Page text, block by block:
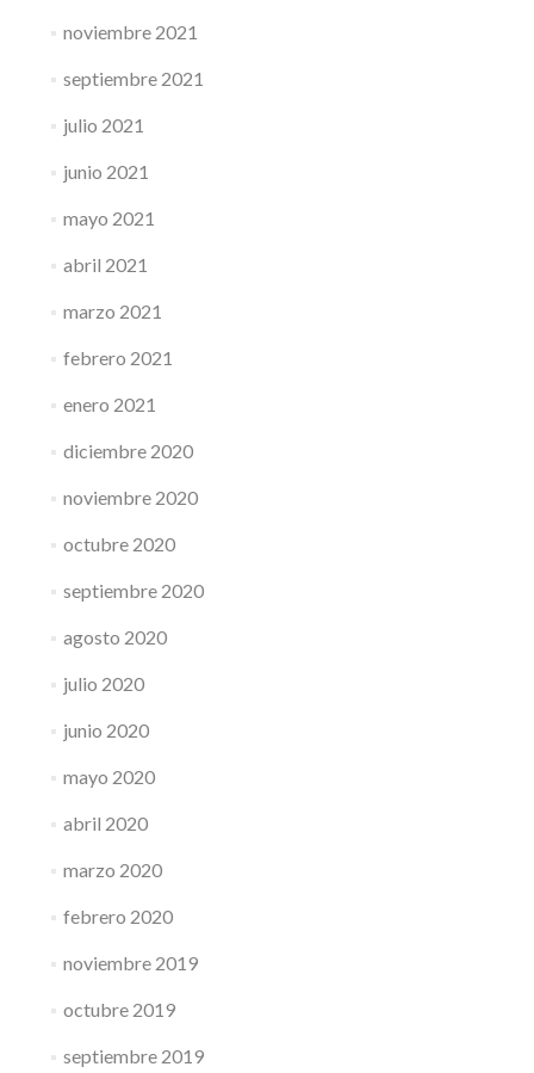
noviembre 2021
septiembre 2021
julio 2021
junio 2021
mayo 2021
abril 2021
marzo 2021
febrero 2021
enero 2021
diciembre 2020
noviembre 2020
octubre 2020
septiembre 2020
agosto 2020
julio 2020
junio 2020
mayo 2020
abril 2020
marzo 2020
febrero 2020
noviembre 2019
octubre 2019
septiembre 2019